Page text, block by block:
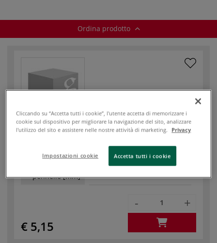
Ordina prodotto
Disponibile
pennello [mm]
€ 5,15
- +
Cliccando su “Accetta tutti i cookie”, l'utente accetta di memorizzare i
cookie sul dispositivo per migliorare la navigazione del sito, analizzare
l'utilizzo del sito e assistere nelle nostre attività di marketing.
Privacy
Impostazioni cookie Accetta tutti i cookie